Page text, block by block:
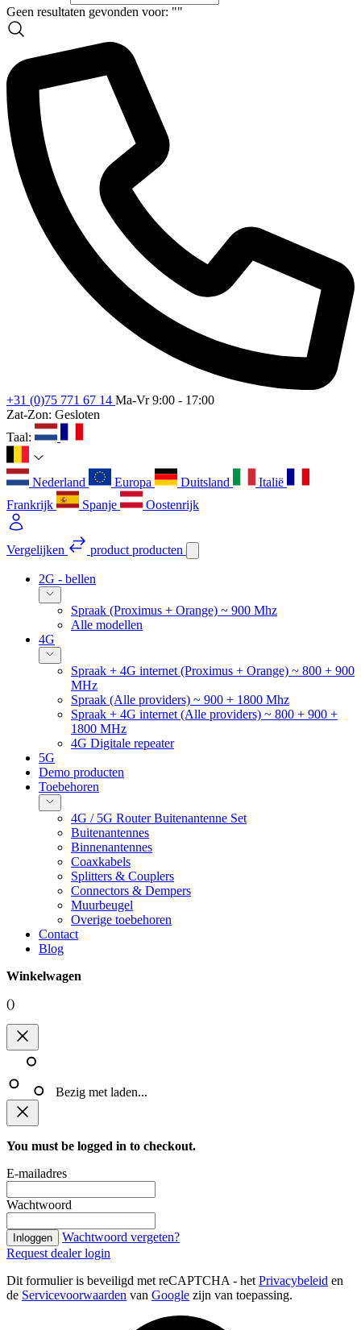
Geen resultaten gevonden voor: ""
+31 (0)75 771 67 14 Ma-Vr 9:00 - 17:00
Zat-Zon: Gesloten
Taal:
Nederland Europa Duitsland
Italië
Frankrijk
Spanje Oostenrijk
Vergelijken product producten
2G - bellen
Spraak (Proximus + Orange) ~ 900 Mhz
Alle modellen
4G
Spraak + 4G internet (Proximus + Orange) ~ 800 + 900
MHz
Spraak (Alle providers) ~ 900 + 1800 Mhz
Spraak + 4G internet (Alle providers) ~ 800 + 900 +
1800 MHz
4G Digitale repeater
5G
Demo producten
Toebehoren
4G / 5G Router Buitenantenne Set
Buitenantennes
Binnenantennes
Coaxkabels
Splitters & Couplers
Connectors & Dempers
Muurbeugel
Overige toebehoren
Contact
Blog
Winkelwagen
()
Bezig met laden...
You must be logged in to checkout.
E-mailadres
Wachtwoord
Inloggen
Wachtwoord vergeten?
Request dealer login
Dit formulier is beveiligd met reCAPTCHA - het Privacybeleid en
de Servicevoorwaarden van Google zijn van toepassing.